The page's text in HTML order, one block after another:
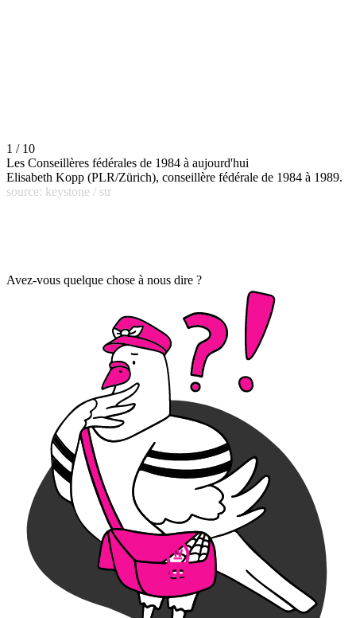
1 / 10
Les Conseillères fédérales de 1984 à aujourd'hui
Elisabeth Kopp (PLR/Zürich), conseillère fédérale de 1984 à 1989.
source: keystone / str
Avez-vous quelque chose à nous dire ?